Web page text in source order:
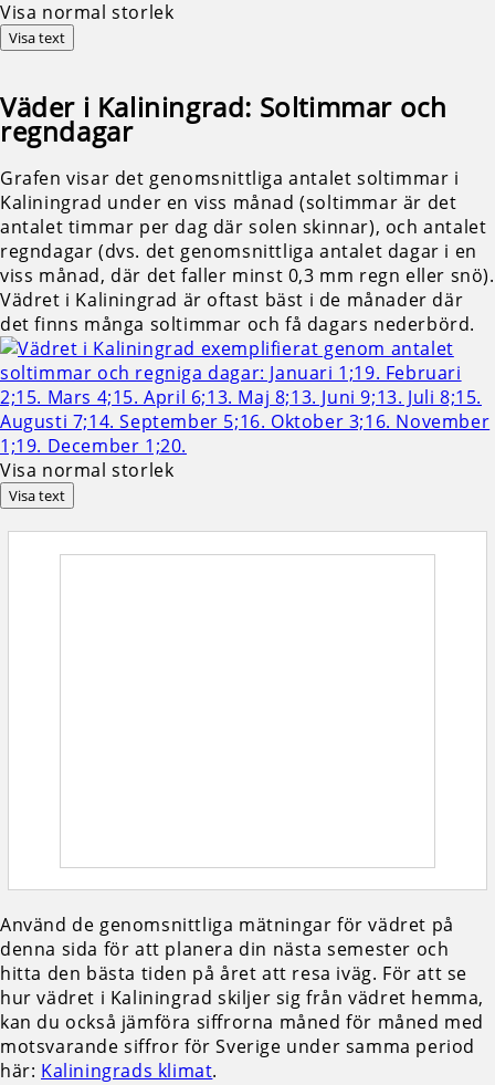
Visa normal storlek
Visa text
Väder i Kaliningrad: Soltimmar och
regndagar
Grafen visar det genomsnittliga antalet soltimmar i
Kaliningrad under en viss månad (soltimmar är det
antalet timmar per dag där solen skinnar), och antalet
regndagar (dvs. det genomsnittliga antalet dagar i en
viss månad, där det faller minst 0,3 mm regn eller snö).
Vädret i Kaliningrad är oftast bäst i de månader där
det finns många soltimmar och få dagars nederbörd.
Visa normal storlek
Visa text
Använd de genomsnittliga mätningar för vädret på
denna sida för att planera din nästa semester och
hitta den bästa tiden på året att resa iväg. För att se
hur vädret i Kaliningrad skiljer sig från vädret hemma,
kan du också jämföra siffrorna måned för måned med
motsvarande siffror för Sverige under samma period
här: Kaliningrads klimat.